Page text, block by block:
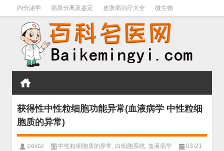
内分泌学 病原分离及鉴定 皮肤病治疗大全 微生物
皮肤病学 男科学 血液病学 心血管 口腔医学
获得性中性粒细胞功能异常(血液病学 中性粒细
胞质的异常)
zxlxbz 中性粒细胞质的异常, 白细胞系统, 血液病学
03-21